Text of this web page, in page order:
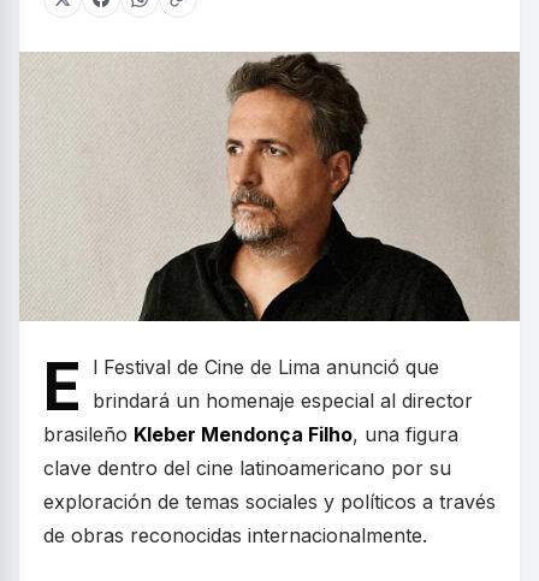
E
l Festival de Cine de Lima anunció que
brindará un homenaje especial al director
brasileño Kleber Mendonça Filho, una figura
clave dentro del cine latinoamericano por su
exploración de temas sociales y políticos a través
de obras reconocidas internacionalmente.